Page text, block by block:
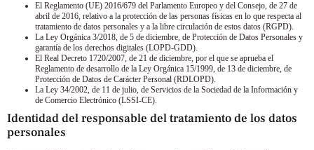
El Reglamento (UE) 2016/679 del Parlamento Europeo y del Consejo, de 27 de
abril de 2016, relativo a la protección de las personas físicas en lo que respecta al
tratamiento de datos personales y a la libre circulación de estos datos (RGPD).
La Ley Orgánica 3/2018, de 5 de diciembre, de Protección de Datos Personales y
garantía de los derechos digitales (LOPD-GDD).
El Real Decreto 1720/2007, de 21 de diciembre, por el que se aprueba el
Reglamento de desarrollo de la Ley Orgánica 15/1999, de 13 de diciembre, de
Protección de Datos de Carácter Personal (RDLOPD).
La Ley 34/2002, de 11 de julio, de Servicios de la Sociedad de la Información y
de Comercio Electrónico (LSSI-CE).
Identidad del responsable del tratamiento de los datos
personales